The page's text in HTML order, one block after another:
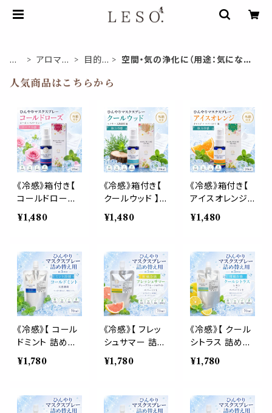
ホ
ム
アロマス
目的
ぶ
空間・気の浄化に（用途：気になる
人気商品はこちらから
《冷感》箱付き【
コールドローズ
】マスク & ピロ
ー アロマ 20ml
ント 夏 ひんやり
涼しい スプレー
枕 睡眠 癒し 植
物由来 消臭 静
菌 携帯用 ギフ
ト プレゼント
¥1,480
《冷感》箱付き【
クールウッド 】マ
スク & ピロー
アロマ 20ml｜
薄荷 夏 ひんや
り 涼しい 森林
系 スプレー 枕
寝具 リフレッシ
ュ 植物由来 消
臭 静菌 携帯用
ギフト プレゼン
ト
¥1,480
《冷感》箱付き【
アイスオレンジ
】マスク & ピロ
ー アロマ 20ml
ンジ ペパーミン
ト 夏 ひんやり
涼しい スプレー
枕 睡眠 癒し 植
物由来 消臭 静
菌 携帯用 ギフ
ト プレゼント
¥1,480
《冷感》【 コール
ドミント 詰め替
え用 70ml 】マ
スク & ピロー
ミント 国産天然
薄荷 夏 ひんや
¥1,780
《冷感》【 フレッ
シュサマー 詰め
替え用 70ml 】
マスク & ピロ
ープフルーツホ
ワイト ペパーミ
¥1,780
《冷感》【 クール
シトラス 詰め替
え用 70ml 】マ
スク & ピロー
コールドプレスト
ペパーミント 天
¥1,780